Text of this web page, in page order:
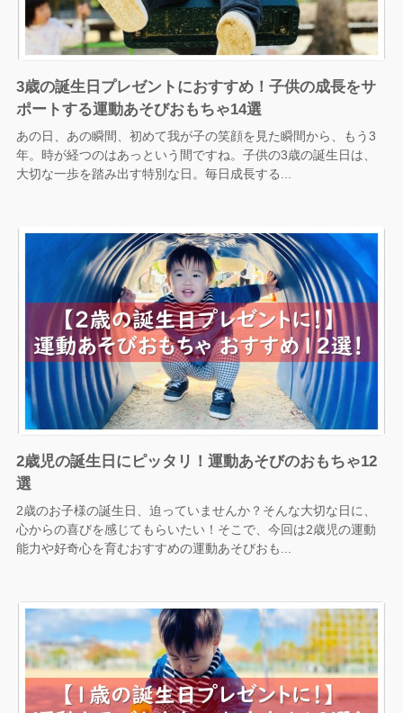
3歳の誕生日プレゼントにおすすめ！子供の成長をサ
ポートする運動あそびおもちゃ14選
あの日、あの瞬間、初めて我が子の笑顔を見た瞬間から、もう3
年。時が経つのはあっという間ですね。子供の3歳の誕生日は、
大切な一歩を踏み出す特別な日。毎日成長する...
2歳児の誕生日にピッタリ！運動あそびのおもちゃ12
選
2歳のお子様の誕生日、迫っていませんか？そんな大切な日に、
心からの喜びを感じてもらいたい！そこで、今回は2歳児の運動
能力や好奇心を育むおすすめの運動あそびおも...